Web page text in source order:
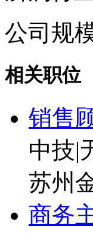
公司规
相关职位
销售
中技|
苏州
商务